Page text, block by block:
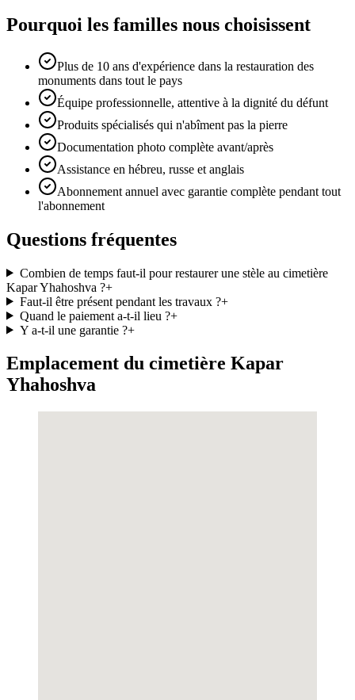
Pourquoi les familles nous choisissent
Plus de 10 ans d'expérience dans la restauration des
monuments dans tout le pays
Équipe professionnelle, attentive à la dignité du défunt
Produits spécialisés qui n'abîment pas la pierre
Documentation photo complète avant/après
Assistance en hébreu, russe et anglais
Abonnement annuel avec garantie complète pendant tout
l'abonnement
Questions fréquentes
Combien de temps faut-il pour restaurer une stèle au cimetière
Kapar Yhahoshva ?+
Faut-il être présent pendant les travaux ?+
Quand le paiement a-t-il lieu ?+
Y a-t-il une garantie ?+
Emplacement du cimetière Kapar
Yhahoshva